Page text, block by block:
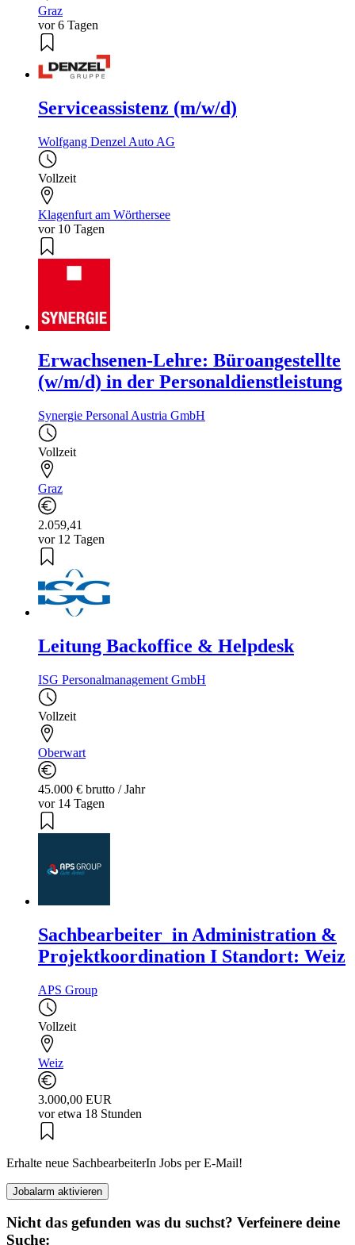
Graz
vor 6 Tagen
Serviceassistenz (m/w/d)
Wolfgang Denzel Auto AG
Vollzeit
Klagenfurt am Wörthersee
vor 10 Tagen
Erwachsenen-Lehre: Büroangestellte
(w/m/d) in der Personaldienstleistung
Synergie Personal Austria GmbH
Vollzeit
Graz
2.059,41
vor 12 Tagen
Leitung Backoffice & Helpdesk
ISG Personalmanagement GmbH
Vollzeit
Oberwart
45.000 € brutto / Jahr
vor 14 Tagen
Sachbearbeiter_in Administration &
Projektkoordination I Standort: Weiz
APS Group
Vollzeit
Weiz
3.000,00 EUR
vor etwa 18 Stunden
Erhalte neue SachbearbeiterIn Jobs per E-Mail!
Jobalarm aktivieren
Nicht das gefunden was du suchst? Verfeinere deine
Suche: